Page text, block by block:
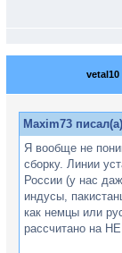
vetal10
Maxim73
Я вообще не
сборку. Линии
России (у нас
индусы,
как немцы или
рассчитано на